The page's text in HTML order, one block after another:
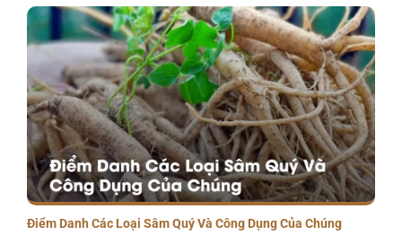
Điểm Danh Các Loại Sâm Quý Và Công Dụng Của Chúng